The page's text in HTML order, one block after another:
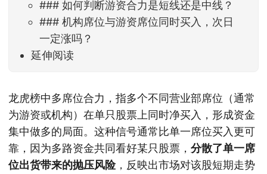
### 如何判断游资合力是短线还是中线？
### 机构席位与游资席位同时买入，次日
一定涨吗？
延伸阅读
龙虎榜中多席位合力，指多个不同营业部席位（通常
为游资或机构）在单只股票上同时净买入，形成资金
集中做多的局面。这种信号通常比单一席位买入更可
靠，因为多路资金共同看好某只股票， 分散了单一席
位出货带来的抛压风险，反映出市场对该股短期走势